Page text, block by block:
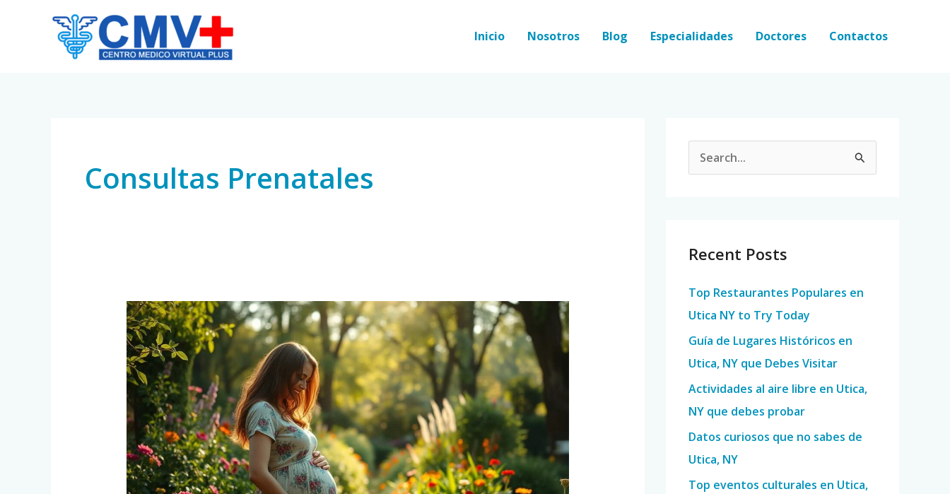
Inicio Nosotros Blog Especialidades Doctores Contactos
Consultas Prenatales
Cuidados
Prenatales:
La
Clave
para
un
Embarazo
Saludable
c
f
o
r
:
Recent Posts
Top Restaurantes Populares en
Utica NY to Try Today
Guía de Lugares Históricos en
Utica, NY que Debes Visitar
Actividades al aire libre en Utica,
NY que debes probar
Datos curiosos que no sabes de
Utica, NY
Top eventos culturales en Utica,